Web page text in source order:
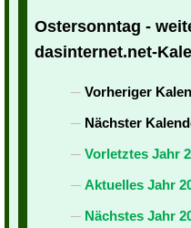
Ostersonntag -
dasinternet.net-
Vorheriger
Nächster
Vorletztes Jahr
Aktuelles Jahr
Nächstes Jahr